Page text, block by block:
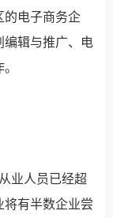
的电子商务企
编辑与推广、电
业人员已经超
将有半数企业尝